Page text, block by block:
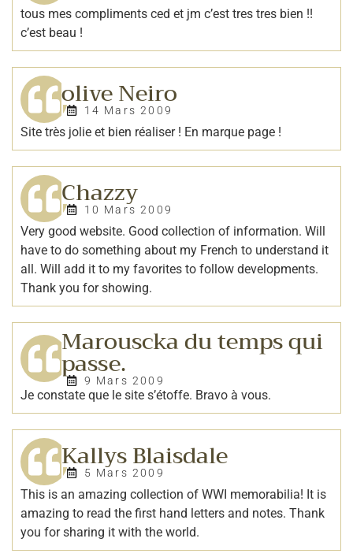
tous mes compliments ced et jm c’est tres tres bien !!
c’est beau !
olive Neiro
14 Mars 2009
Site très jolie et bien réaliser ! En marque page !
Chazzy
10 Mars 2009
Very good website. Good collection of information. Will
have to do something about my French to understand it
all. Will add it to my favorites to follow developments.
Thank you for showing.
Marouscka du temps qui
passe.
9 Mars 2009
Je constate que le site s’étoffe. Bravo à vous.
Kallys Blaisdale
5 Mars 2009
This is an amazing collection of WWI memorabilia! It is
amazing to read the first hand letters and notes. Thank
you for sharing it with the world.